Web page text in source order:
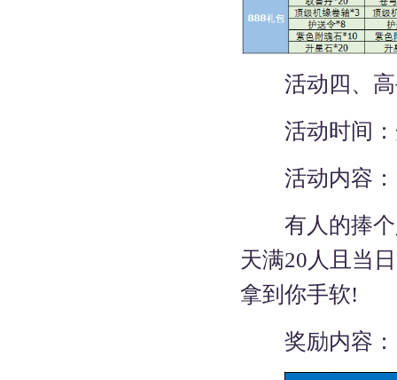
活动四、高
活动时间：
活动内容：
有人的捧个
天满20人且当
拿到你手软!
奖励内容：